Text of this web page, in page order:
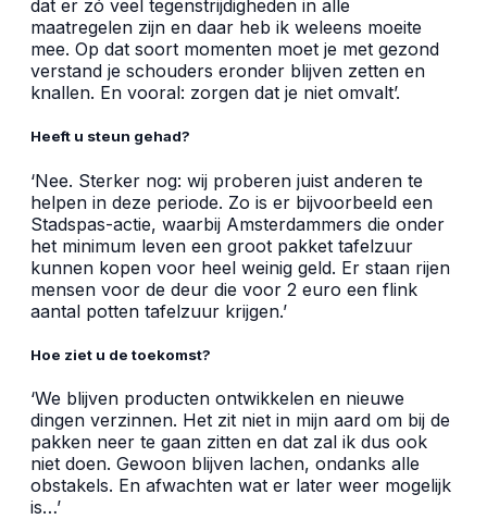
dat er zó veel tegenstrijdigheden in alle
maatregelen zijn en daar heb ik weleens moeite
mee. Op dat soort momenten moet je met gezond
verstand je schouders eronder blijven zetten en
knallen. En vooral: zorgen dat je niet omvalt’.
Heeft u steun gehad?
‘Nee. Sterker nog: wij proberen juist anderen te
helpen in deze periode. Zo is er bijvoorbeeld een
Stadspas-actie, waarbij Amsterdammers die onder
het minimum leven een groot pakket tafelzuur
kunnen kopen voor heel weinig geld. Er staan rijen
mensen voor de deur die voor 2 euro een flink
aantal potten tafelzuur krijgen.’
Hoe ziet u de toekomst?
‘We blijven producten ontwikkelen en nieuwe
dingen verzinnen. Het zit niet in mijn aard om bij de
pakken neer te gaan zitten en dat zal ik dus ook
niet doen. Gewoon blijven lachen, ondanks alle
obstakels. En afwachten wat er later weer mogelijk
is…’